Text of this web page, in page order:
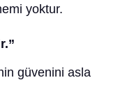
yoktur.
güvenini asla